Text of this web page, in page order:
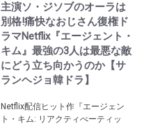
主演ソ・ジソブのオーラは
別格!痛快なおじさん復権ド
ラマNetflix『エージェント・
キム』最強の3人は最悪な敵
にどう立ち向かうのか【サ
ランヘジョ韓ドラ】
Netflix配信ヒット作『エージェン
ト・キム: リアクティべーティッ